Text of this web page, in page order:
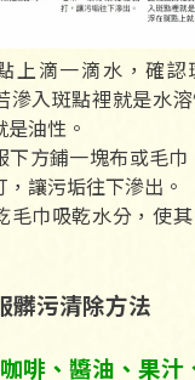
上滴一滴水，確認
滲入斑點裡就是水
油性。
方鋪一塊布或毛巾
，讓污垢往下滲出。
巾吸乾水分，使
髒污清除方法
啡、醬油、果汁